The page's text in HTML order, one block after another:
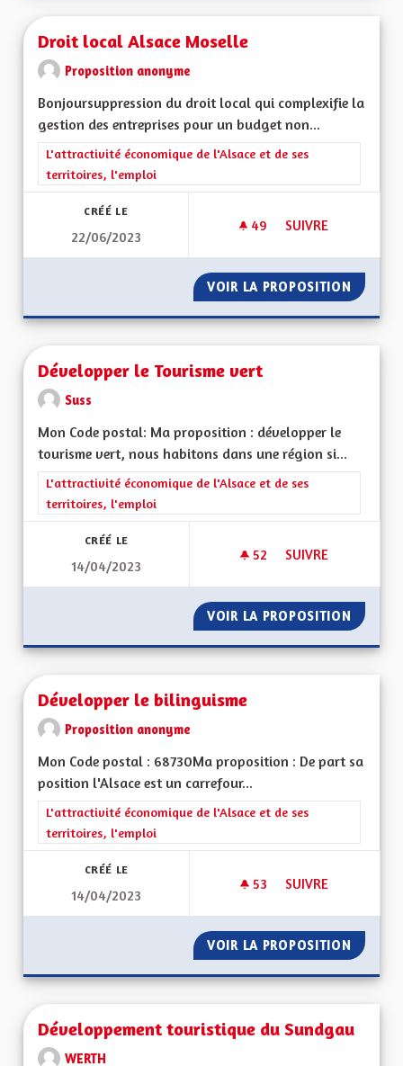
Droit local Alsace Moselle
Proposition anonyme
Bonjoursuppression du droit local qui complexifie la
gestion des entreprises pour un budget non...
Filtrer les résultats de la catégorie : L'attractivité
L'attractivité économique de l'Alsace et de ses
territoires, l'emploi
CRÉÉ LE
22/06/2023
49 49 ABONNÉS
SUIVRE
VOIR LA PROPOSITION DROIT
Développer le Tourisme vert
Suss
Mon Code postal: Ma proposition : développer le
tourisme vert, nous habitons dans une région si...
Filtrer les résultats de la catégorie : L'attractivité
L'attractivité économique de l'Alsace et de ses
territoires, l'emploi
CRÉÉ LE
14/04/2023
52 52 ABONNÉS
SUIVRE
VOIR LA PROPOSITION
Développer le bilinguisme
Proposition anonyme
Mon Code postal : 68730Ma proposition : De part sa
position l'Alsace est un carrefour...
Filtrer les résultats de la catégorie : L'attractivité
L'attractivité économique de l'Alsace et de ses
territoires, l'emploi
CRÉÉ LE
14/04/2023
53 53 ABONNÉS
SUIVRE
VOIR LA PROPOSITION
Développement touristique du Sundgau
WERTH